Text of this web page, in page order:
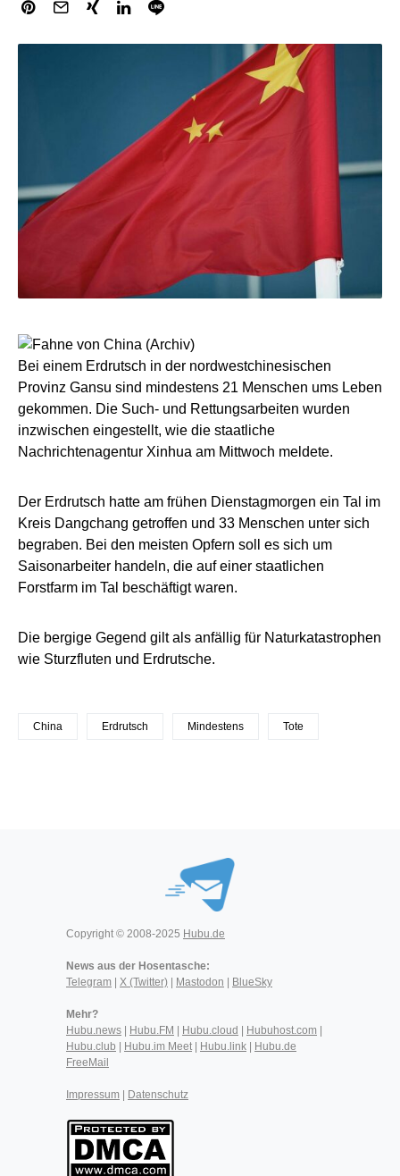
Bei einem Erdrutsch in der nordwestchinesischen
Provinz Gansu sind mindestens 21 Menschen ums Leben
gekommen. Die Such- und Rettungsarbeiten wurden
inzwischen eingestellt, wie die staatliche
Nachrichtenagentur Xinhua am Mittwoch meldete.
Der Erdrutsch hatte am frühen Dienstagmorgen ein Tal im
Kreis Dangchang getroffen und 33 Menschen unter sich
begraben. Bei den meisten Opfern soll es sich um
Saisonarbeiter handeln, die auf einer staatlichen
Forstfarm im Tal beschäftigt waren.
Die bergige Gegend gilt als anfällig für Naturkatastrophen
wie Sturzfluten und Erdrutsche.
China Erdrutsch Mindestens Tote
Copyright © 2008-2025 Hubu.de
News aus der Hosentasche:
Telegram
X (Twitter) Mastodon BlueSky
Mehr?
Hubu.news
Hubu.FM Hubu.cloud Hubuhost.com
Hubu.club
Hubu.im Meet| Hubu.link
Hubu.de
FreeMail
Impressum Datenschutz